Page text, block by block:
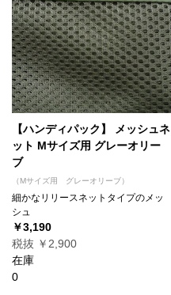
【ハンディパック】 メッシュネ
ット Mサイズ用 グレーオリー
ブ
（Mサイズ用 グレーオリーブ）
細かなリリースネットタイプのメッ
シュ
￥3,190
税抜 ￥2,900
在庫
0